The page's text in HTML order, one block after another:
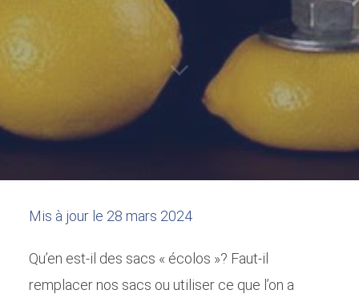
Mis à jour le 28 mars 2024
Qu’en est-il des sacs « écolos »? Faut-il
remplacer nos sacs ou utiliser ce que l’on a